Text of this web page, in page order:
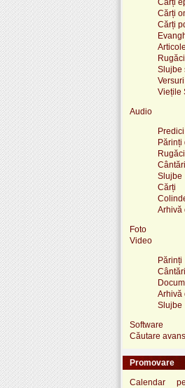
Cărți
Cărți
Articole
Slujbe
Viețile
Audio
Predici
Părinți
Slujbe
Cărți
Arhivă
Foto
Video
Părinți
Arhivă
Slujbe
Software
Căutare
Promovare
Calendar